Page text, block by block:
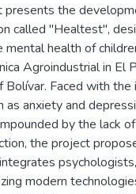
presents the
called "Healtest",
mental health of
Agroindustrial in El
Faced with the
as anxiety and
by the lack
the project
modern